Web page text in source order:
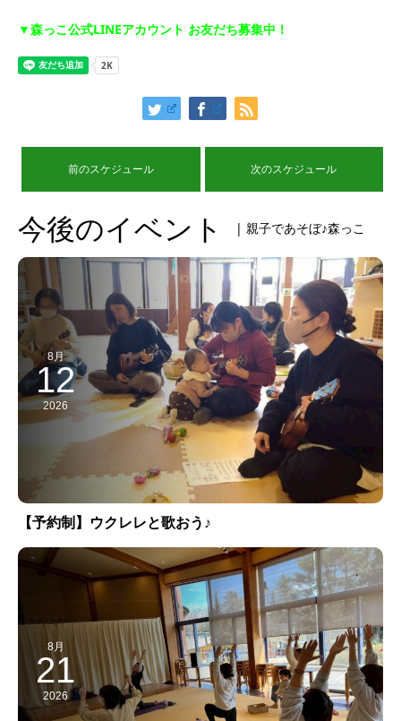
▼森っこ公式LINEアカウント お友だち募集中！
前のスケジュール 次のスケジュール
今後のイベント | 親子であそぼ♪森っこ
8月
12
2026
【予約制】ウクレレと歌おう♪
8月
21
2026